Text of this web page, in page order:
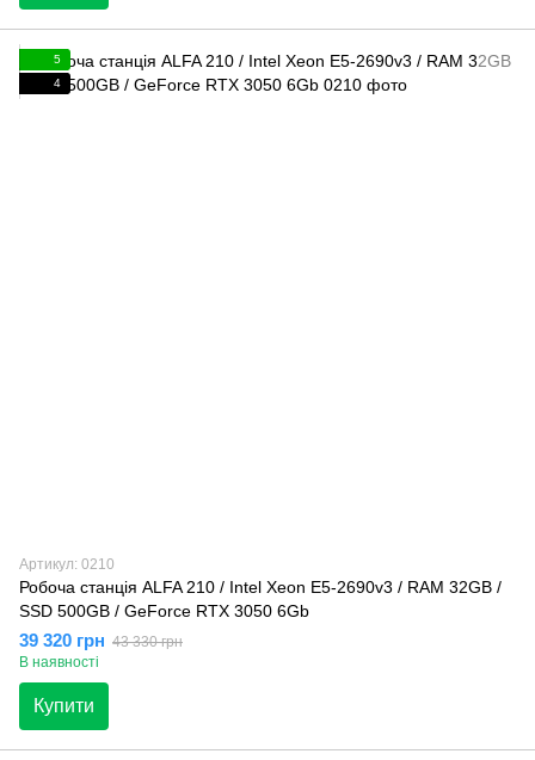
5
4
Артикул: 0210
Робоча станція ALFA 210 / Intel Xeon E5-2690v3 / RAM 32GB /
SSD 500GB / GeForce RTX 3050 6Gb
39 320 грн 43 330 грн
В наявності
Купити